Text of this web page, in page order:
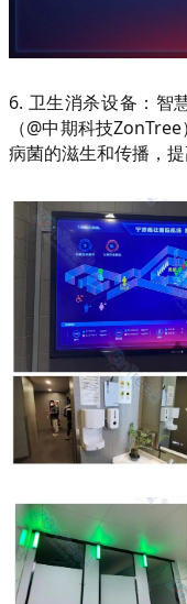
6. 卫生消杀设备：智
（@中期科技
病菌的滋生和传播，提